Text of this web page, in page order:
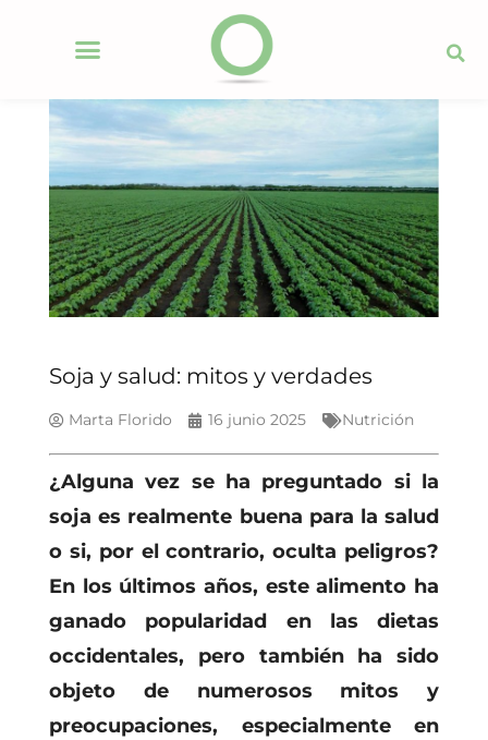
Soja y salud: mitos y verdades
Marta Florido 16 junio 2025 Nutrición
¿Alguna vez se ha preguntado si la
soja es realmente buena para la salud
o si, por el contrario, oculta peligros?
En los últimos años, este alimento ha
ganado popularidad en las dietas
occidentales, pero también ha sido
objeto de numerosos mitos y
preocupaciones, especialmente en